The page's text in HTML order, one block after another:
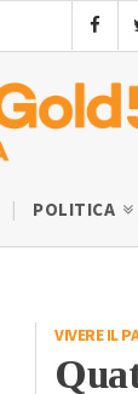
POLITICA
VIVERE IL